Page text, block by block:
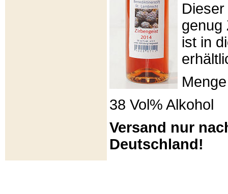
genug
ist in
38 Vol% Alkohol
Versand nur
Deutschland!